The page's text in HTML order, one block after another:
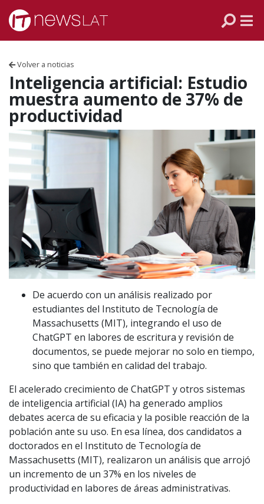
Skip to content
Volver a noticias
Inteligencia artificial: Estudio
muestra aumento de 37% de
productividad
De acuerdo con un análisis realizado por
estudiantes del Instituto de Tecnología de
Massachusetts (MIT), integrando el uso de
ChatGPT en labores de escritura y revisión de
documentos, se puede mejorar no solo en tiempo,
sino que también en calidad del trabajo.
El acelerado crecimiento de ChatGPT y otros sistemas
de inteligencia artificial (IA) ha generado amplios
debates acerca de su eficacia y la posible reacción de la
población ante su uso. En esa línea, dos candidatos a
doctorados en el Instituto de Tecnología de
Massachusetts (MIT), realizaron un análisis que arrojó
un incremento de un 37% en los niveles de
productividad en labores de áreas administrativas.
VENEZUELA
ECUADOR